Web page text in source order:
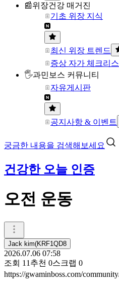
📰위장건강 매거진
기초 위장 지식
최신 위장 트렌드
증상 자가 체크리
🖐과민보스 커뮤니티
자유게시판
공지사항 & 이벤트
궁금한 내용을 검색해보세요
건강한 오늘 인증
오전 운동
Jack kim(KRF1QD8
2026.07.06 07:58
조회 11 추천 0스크랩 0
https://gwaminboss.com/